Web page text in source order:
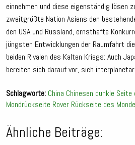
einnehmen und diese eigenständig lösen
zweitgrößte Nation Asiens den
den USA und Russland, ernsthafte
jüngsten Entwicklungen der Raumfahrt
beiden Rivalen des Kalten Kriegs: Auch
bereiten sich darauf vor, sich interplanetar
Schlagworte: China Chinesen dunkle Seite
Mondrückseite Rover Rückseite des
Ähnliche Beiträge: